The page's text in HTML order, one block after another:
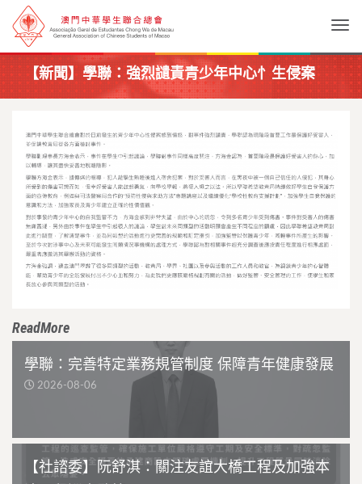
【新聞】學聯：強烈讉責青少年中心忄生侵案
ReadMore
學聯：完善特定業務規管制度 保障青年健康發展
2026-08-06
【社諮委】阮舒淇：關注友誼大橋工程及加強本